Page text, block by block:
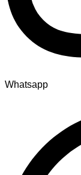
Whatsapp